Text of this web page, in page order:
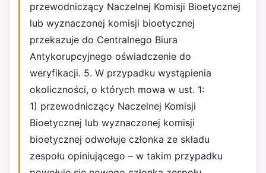
przewodniczący Naczelnej Komisji Bioetycznej
lub wyznaczonej komisji bioetycznej
przekazuje do Centralnego Biura
Antykorupcyjnego oświadczenie do
weryfikacji. 5. W przypadku wystąpienia
okoliczności, o których mowa w ust. 1:
1) przewodniczący Naczelnej Komisji
Bioetycznej lub wyznaczonej komisji
bioetycznej odwołuje członka ze składu
zespołu opiniującego – w takim przypadku